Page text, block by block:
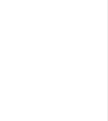
IBE PIB
IBE PIB